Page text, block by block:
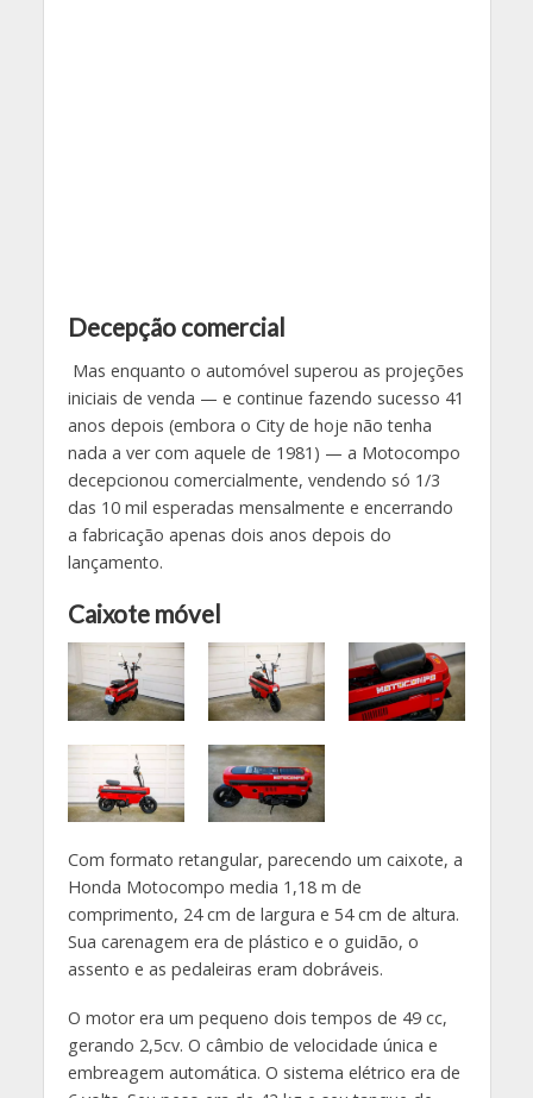
Decepção comercial
Mas enquanto o automóvel superou as projeções
iniciais de venda — e continue fazendo sucesso 41
anos depois (embora o City de hoje não tenha
nada a ver com aquele de 1981) — a Motocompo
decepcionou comercialmente, vendendo só 1/3
das 10 mil esperadas mensalmente e encerrando
a fabricação apenas dois anos depois do
lançamento.
Caixote móvel
Com formato retangular, parecendo um caixote, a
Honda Motocompo media 1,18 m de
comprimento, 24 cm de largura e 54 cm de altura.
Sua carenagem era de plástico e o guidão, o
assento e as pedaleiras eram dobráveis.
O motor era um pequeno dois tempos de 49 cc,
gerando 2,5cv. O câmbio de velocidade única e
embreagem automática. O sistema elétrico era de